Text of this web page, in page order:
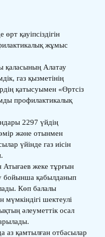
қауіпсіздігін
жұмыс
қаласының Алатау
газ қызметінің
қатысуымен «Өртсіз
профилактикалық
2297 үйдің
және отынмен
үйінде газ иісін
жеке тұрғын
бойынша қабылданып
Көп балалы
шектеулі
әлеуметтік осал
аз қамтылған отбасылар